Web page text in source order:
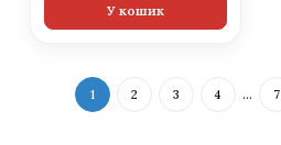
У кошик
1 2 3 4 … 7